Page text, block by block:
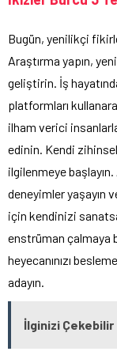
Bugün, yenilikçi
Araştırma yapın,
geliştirin. İş
platformları
ilham verici
edinin. Kendi zihinsel
ilgilenmeye
deneyimler yaşayın
için kendinizi
enstrüman çalmaya
heyecanınızı
adayın.
İlginizi Çekebilir